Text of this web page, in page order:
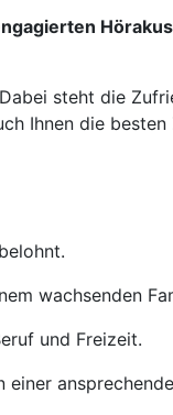
steht die
Ihnen die besten
wachsenden
und Freizeit.